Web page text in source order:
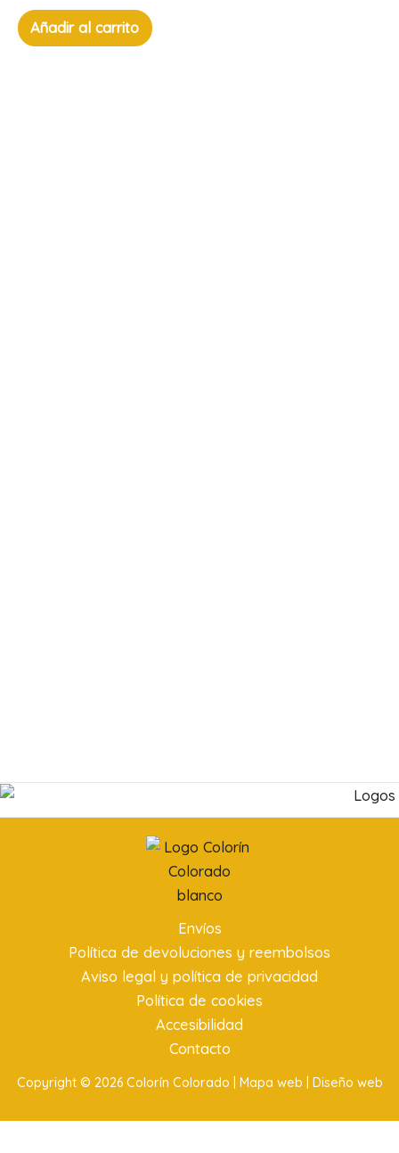
Añadir al carrito
Envíos
Política de devoluciones y reembolsos
Aviso legal y política de privacidad
Política de cookies
Accesibilidad
Contacto
Copyright © 2026 Colorín Colorado | Mapa web | Diseño web